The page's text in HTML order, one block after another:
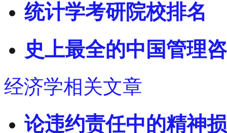
统计学考研院校排名
史上最全的中国管理
经济学相关文章
论违约责任中的精神